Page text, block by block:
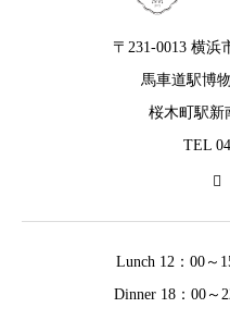
〒231-0013 横浜
馬車道駅博
桜木町駅新
TEL
Lunch 12：00～
Dinner 18：00～